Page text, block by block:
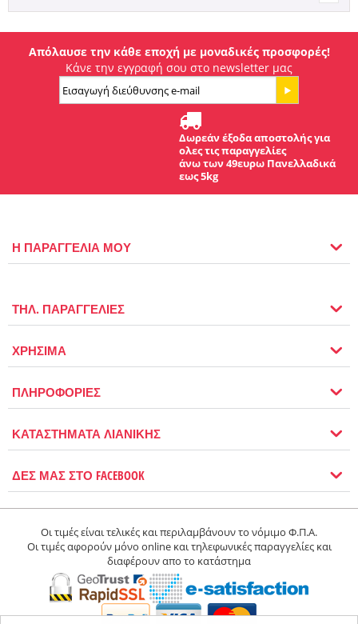
Απόλαυσε την κάθε εποχή με μοναδικές προσφορές!
Κάνε την εγγραφή σου στο newsletter μας
Δωρεάν έξοδα αποστολής για
ολες τις παραγγελίες
άνω των 49ευρω Πανελλαδικά
εως 5kg
Η ΠΑΡΑΓΓΕΛΙΑ ΜΟΥ
ΤΗΛ. ΠΑΡΑΓΓΕΛΙΕΣ
ΧΡΗΣΙΜΑ
ΠΛΗΡΟΦΟΡΙΕΣ
ΚΑΤΑΣΤΗΜΑΤΑ ΛΙΑΝΙΚΗΣ
ΔΕΣ ΜΑΣ ΣΤΟ FACEBOOK
Οι τιμές είναι τελικές και περιλαμβάνουν το νόμιμο Φ.Π.Α.
Οι τιμές αφορούν μόνο online και τηλεφωνικές παραγγελίες και
διαφέρουν απο το κατάστημα